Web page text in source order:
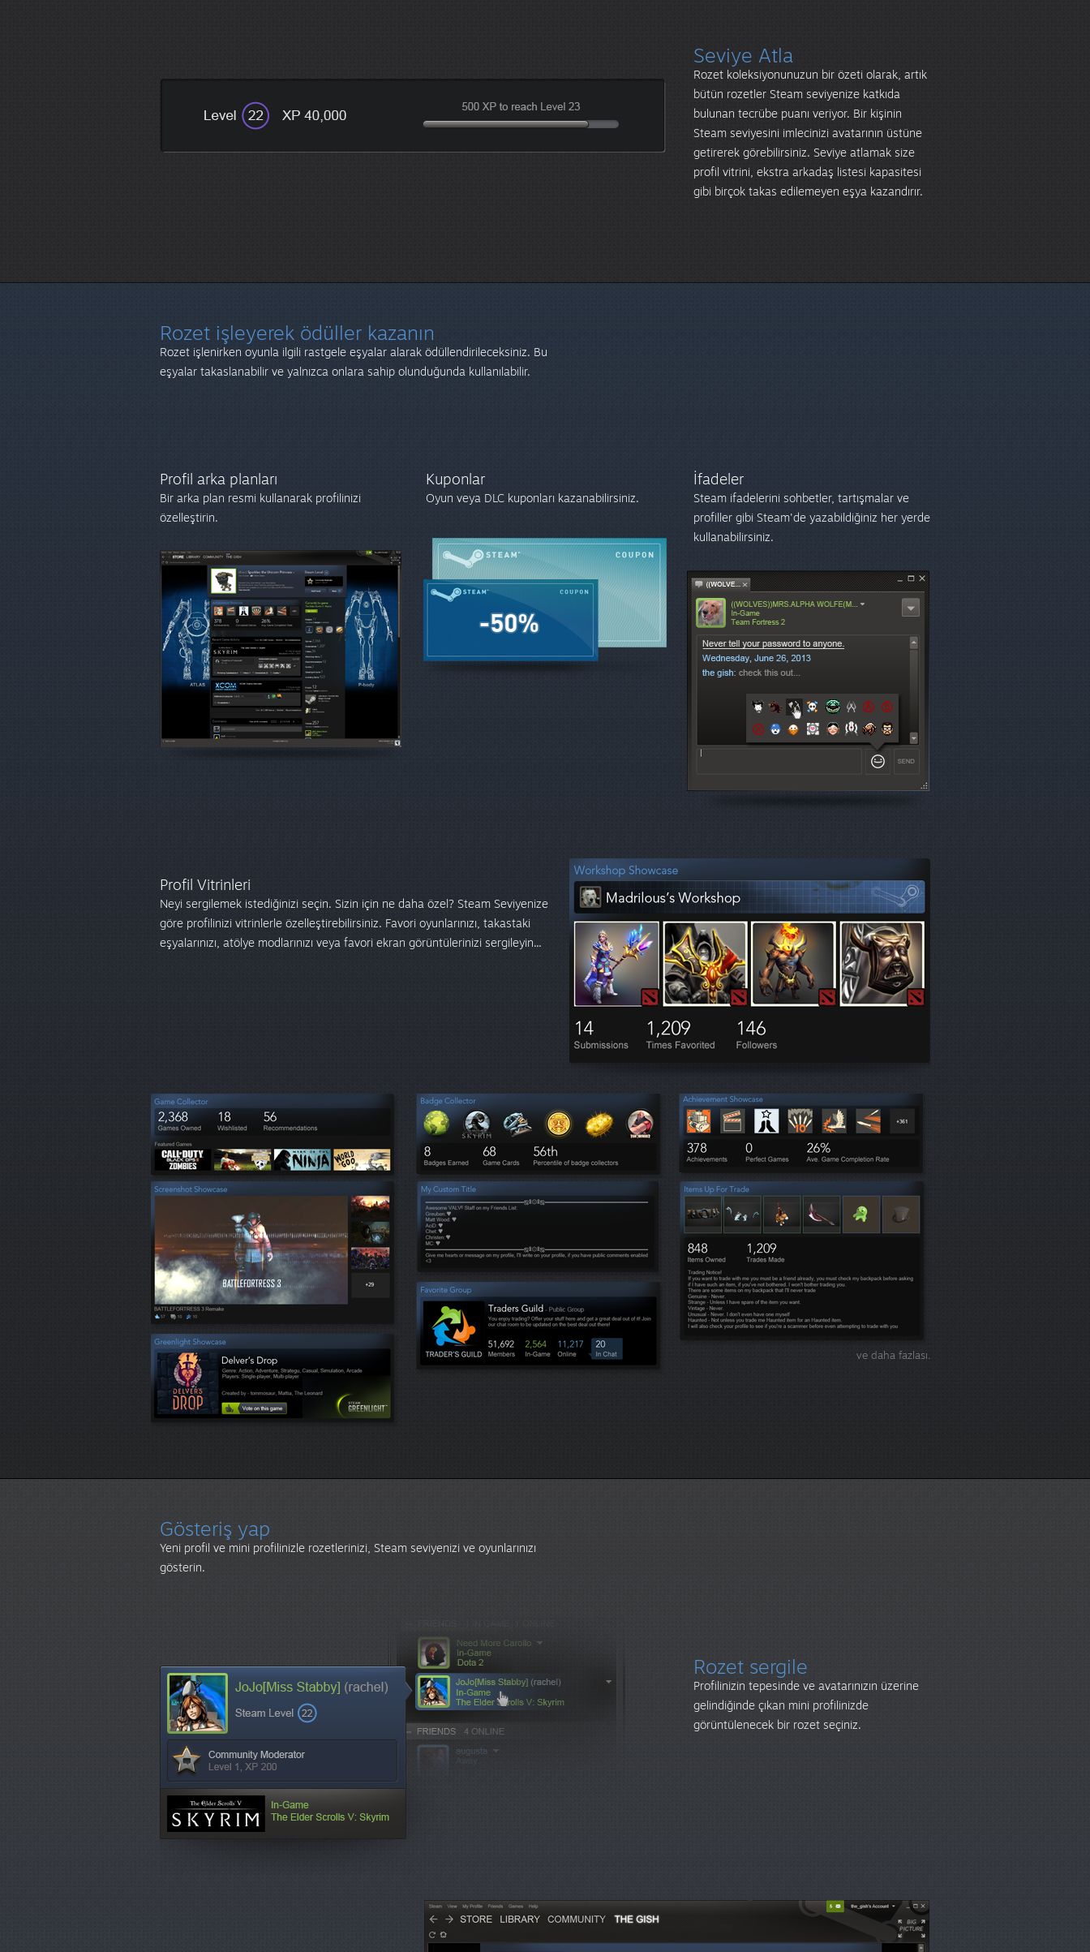
Seviye Atla
Rozet koleksiyonunuzun bir özeti olarak, artık
bütün rozetler Steam seviyenize katkıda
bulunan tecrübe puanı veriyor. Bir kişinin
Steam seviyesini imlecinizi avatarının üstüne
getirerek görebilirsiniz. Seviye atlamak size
profil vitrini, ekstra arkadaş listesi kapasitesi
gibi birçok takas edilemeyen eşya kazandırır.
Rozet işleyerek ödüller kazanın
Rozet işlenirken oyunla ilgili rastgele eşyalar alarak ödüllendirileceksiniz. Bu
eşyalar takaslanabilir ve yalnızca onlara sahip olunduğunda kullanılabilir.
Profil arka planları
Bir arka plan resmi kullanarak profilinizi
özelleştirin.
Kuponlar
Oyun veya DLC kuponları kazanabilirsiniz.
İfadeler
Steam ifadelerini sohbetler, tartışmalar ve
profiller gibi Steam'de yazabildiğiniz her yerde
kullanabilirsiniz.
Profil Vitrinleri
Neyi sergilemek istediğinizi seçin. Sizin için ne daha özel? Steam Seviyenize
göre profilinizi vitrinlerle özelleştirebilirsiniz. Favori oyunlarınızı, takastaki
eşyalarınızı, atölye modlarınızı veya favori ekran görüntülerinizi sergileyin...
ve daha fazlası.
Gösteriş yap
Yeni profil ve mini profilinizle rozetlerinizi, Steam seviyenizi ve oyunlarınızı
gösterin.
Rozet sergile
Profilinizin tepesinde ve avatarınızın üzerine
gelindiğinde çıkan mini profilinizde
görüntülenecek bir rozet seçiniz.